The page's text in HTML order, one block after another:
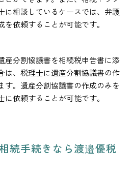
に相談しているケースでは、弁護
依頼することが可能です。
産分割協議書を相続税申告書に添
は、税理士に遺産分割協議書の作
す。遺産分割協議書の作成のみを
依頼することが可能です。
続手続きなら渡邉優税